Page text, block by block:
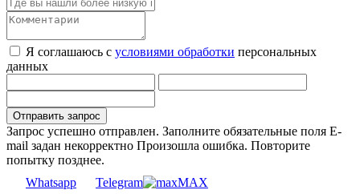
Я соглашаюсь с условиями обработки персональных
данных
Запрос успешно отправлен. Заполните обязательные поля E-
mail задан некорректно Произошла ошибка. Повторите
попытку позднее.
Whatsapp
Telegram MAX